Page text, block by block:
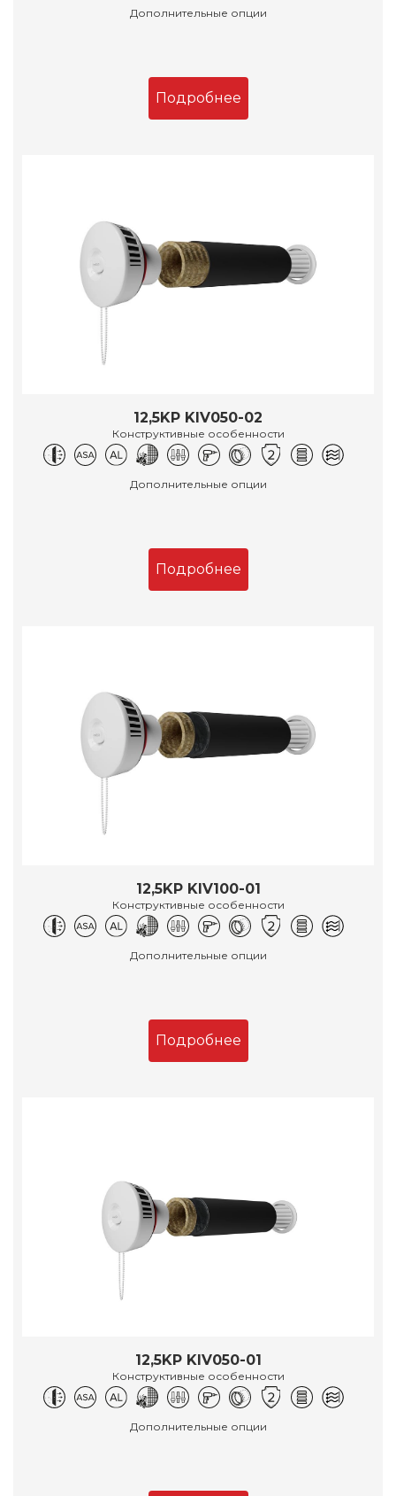
Дополнительные опции
Подробнее
12,5KP KIV050-02
Конструктивные особенности
Дополнительные опции
Подробнее
12,5KP KIV100-01
Конструктивные особенности
Дополнительные опции
Подробнее
12,5KP KIV050-01
Конструктивные особенности
Дополнительные опции